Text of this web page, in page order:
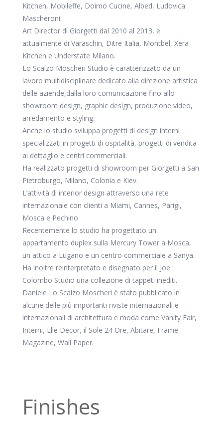
Kitchen, Mobileffe, Doimo Cucine, Albed, Ludovica
Mascheroni.
Art Director di Giorgetti dal 2010 al 2013, e
attualmente di Varaschin, Ditre Italia, Montbel, Xera
Kitchen e Understate Milano.
Lo Scalzo Moscheri Studio è caratterizzato da un
lavoro multidisciplinare dedicato alla direzione artistica
delle aziende,dalla loro comunicazione fino allo
showroom design, graphic design, produzione video,
arredamento e styling.
Anche lo studio sviluppa progetti di design interni
specializzati in progetti di ospitalità, progetti di vendita
al dettaglio e centri commerciali.
Ha realizzato progetti di showroom per Giorgetti a San
Pietroburgo, Milano, Colonia e Kiev.
L’attività di interior design attraverso una rete
internazionale con clienti a Miami, Cannes, Parigi,
Mosca e Pechino.
Recentemente lo studio ha progettato un
appartamento duplex sulla Mercury Tower a Mosca,
un attico a Lugano e un centro commerciale a Sanya.
Ha inoltre reinterpretato e disegnato per il Joe
Colombo Studio una collezione di tappeti inediti.
Daniele Lo Scalzo Moscheri è stato pubblicato in
alcune delle più importanti riviste internazionali e
internazionali di architettura e moda come Vanity Fair,
Interni, Elle Decor, il Sole 24 Ore, Abitare, Frame
Magazine, Wall Paper.
Finishes